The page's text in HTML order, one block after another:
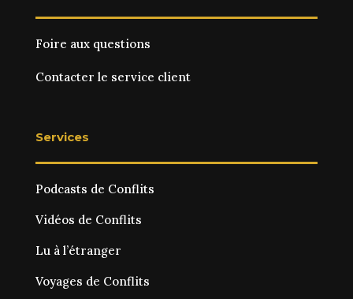
Foire aux questions
Contacter le service client
Services
Podcasts de Conflits
Vidéos de Conflits
Lu à l’étranger
Voyages de Conflits